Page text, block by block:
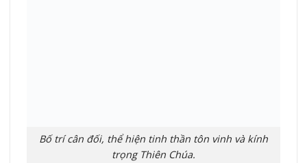
Bố trí cân đối, thể hiện tinh thần tôn vinh và kính
trọng Thiên Chúa.